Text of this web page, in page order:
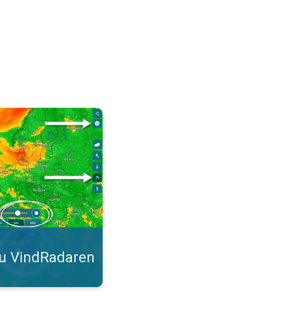
optimalt. Tips til blæsevejret. . .
VindRadaren